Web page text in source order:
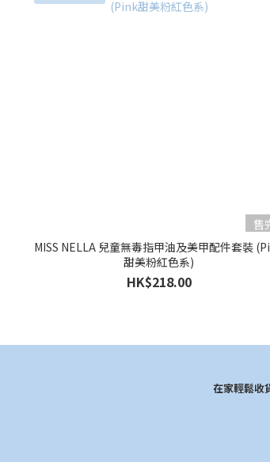
售
MISS NELLA 兒童無毒指甲油及美甲配件套裝
甜美粉紅色系)
HK$218.00
在家輕鬆收